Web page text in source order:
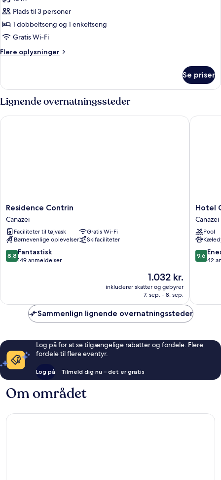
af
Classic-
værelse
til
3
Plads til 3 personer
1 dobbeltseng og 1 enkeltseng
Gratis Wi-Fi
Flere oplysninger
Flere
værelse
3
Se priser
Lignende overnatningssteder
Residence
Contrin
Canazei
Residence Contrin
Canazei
Faciliteter til tøjvask
Gratis Wi-Fi
Børnevenlige oplevelser
Skifaciliteter
8.8
ud
anmeldelser
8,8 Fantastisk
149 anmeldelser
Prisen
er
1.032 kr.
1.032 kr.
inkluderer skatter og gebyrer
7. sep. - 8. sep.
Residence Contrin
Hotel
Cesa
Tyrol
Canazei
Hotel
Canazei
Pool
9.6
ud
9,6
42
Hotel
Sammenlign lignende overnatningssteder
Log på for at se tilgængelige rabatter og fordele. Flere
fordele til flere eventyr.
Log på Tilmeld dig nu – det er gratis
Om området